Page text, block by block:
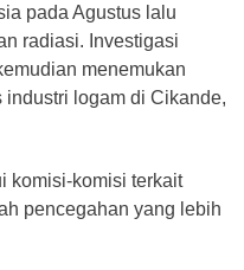
pada Agustus lalu
radiasi. Investigasi
menemukan
logam di Cikande,
komisi-komisi terkait
pencegahan yang lebih